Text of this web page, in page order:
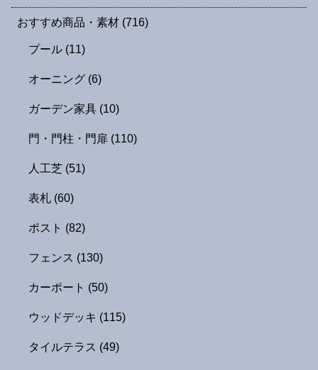
おすすめ商品・素材 (716)
プール (11)
オーニング (6)
ガーデン家具 (10)
門・門柱・門扉 (110)
人工芝 (51)
表札 (60)
ポスト (82)
フェンス (130)
カーポート (50)
ウッドデッキ (115)
タイルテラス (49)